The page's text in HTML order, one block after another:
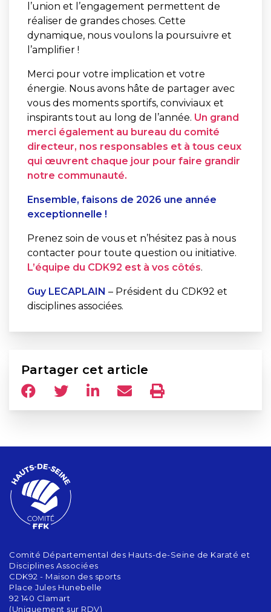
l’union et l’engagement permettent de
réaliser de grandes choses. Cette
dynamique, nous voulons la poursuivre et
l’amplifier !
Merci pour votre implication et votre
énergie. Nous avons hâte de partager avec
vous des moments sportifs, conviviaux et
inspirants tout au long de l’année. Un grand
merci également au bureau du comité
directeur, nos responsables et à tous ceux
qui œuvrent chaque jour pour faire grandir
notre communauté.
Ensemble, faisons de 2026 une année
exceptionnelle !
Prenez soin de vous et n’hésitez pas à nous
contacter pour toute question ou initiative.
L’équipe du CDK92 est à vos côtés.
Guy LECAPLAIN – Président du CDK92 et
disciplines associées.
Partager cet article
Comité Départemental des Hauts-de-Seine de Karaté et
Disciplines Associées
CDK92 - Maison des sports
Place Jules Hunebelle
92 140 Clamart
(Uniquement sur RDV)